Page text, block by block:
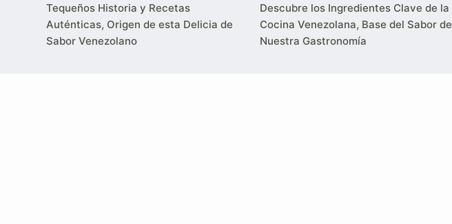
Tequeños Historia y Recetas
Auténticas, Origen de esta Delicia de
Sabor Venezolano
Descubre los Ingredientes Clave de la
Cocina Venezolana, Base del Sabor de
Nuestra Gastronomía